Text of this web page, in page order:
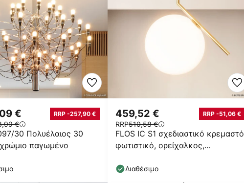
30 Πολυέλαιος 30
παγωμένο
€ RRP -257,90 €
€
FLOS IC S1 σχεδιαστικό κρεμαστό
φωτιστικό, ορείχαλκος,
459,52 € RRP -51,06 €
RRP510,58 €
Διαθέσιμο